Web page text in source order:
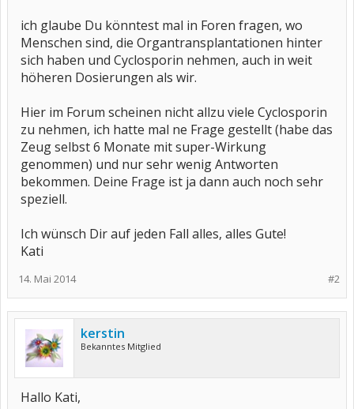
ich glaube Du könntest mal in Foren fragen, wo
Menschen sind, die Organtransplantationen hinter
sich haben und Cyclosporin nehmen, auch in weit
höheren Dosierungen als wir.
Hier im Forum scheinen nicht allzu viele Cyclosporin
zu nehmen, ich hatte mal ne Frage gestellt (habe das
Zeug selbst 6 Monate mit super-Wirkung
genommen) und nur sehr wenig Antworten
bekommen. Deine Frage ist ja dann auch noch sehr
speziell.
Ich wünsch Dir auf jeden Fall alles, alles Gute!
Kati
#2
14. Mai 2014
kerstin
Bekanntes Mitglied
Hallo Kati,